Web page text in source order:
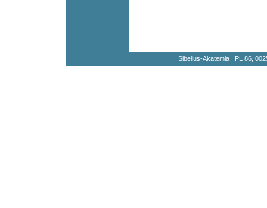
Sibelius-Akatemia PL 86,